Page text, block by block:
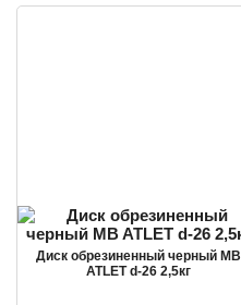
Диск обрезиненный черный MB
ATLET d-26 2,5кг